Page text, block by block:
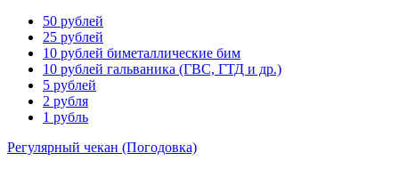
50 рублей
25 рублей
10 рублей биметаллические бим
10 рублей гальваника (ГВС, ГТД и др.)
5 рублей
2 рубля
1 рубль
Регулярный чекан (Погодовка)